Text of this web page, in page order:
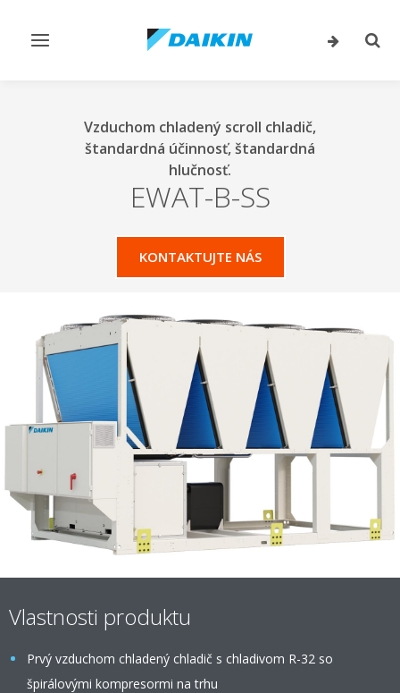
Prepnúť
Vzduchom chladený scroll chladič,
štandardná účinnosť, štandardná
hlučnosť.
EWAT-B-SS
KONTAKTUJTE NÁS
Vlastnosti produktu
Prvý vzduchom chladený chladič s chladivom R-32 so
špirálovými kompresormi na trhu